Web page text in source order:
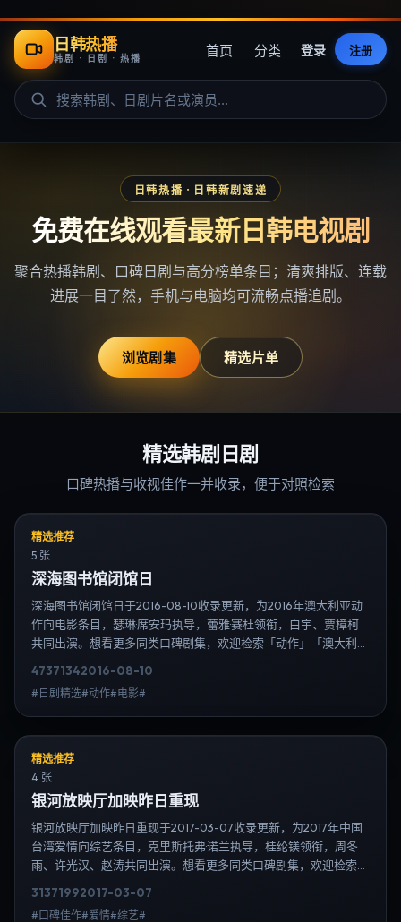
日韩热播
韩剧 · 日剧 · 热播 首页 分类 登录 注册
日韩热播 · 日韩新剧速递
免费在线观看最新日韩电视剧
聚合热播韩剧、口碑日剧与高分榜单条目；清爽排版、连载
进展一目了然，手机与电脑均可流畅点播追剧。
浏览剧集 精选片单
精选韩剧日剧
口碑热播与收视佳作一并收录，便于对照检索
精选推荐
5 张
深海图书馆闭馆日
深海图书馆闭馆日于2016-08-10收录更新，为2016年澳大利亚动
作向电影条目，瑟琳·席安玛执导，蕾雅·赛杜领衔，白宇、贾樟柯
共同出演。想看更多同类口碑剧集，欢迎检索「动作」「澳大利
息，延伸检索日韩电视剧、韩剧全集、日剧高清等长尾词。
47371342016-08-10
#日剧精选#动作#电影#
精选推荐
4 张
银河放映厅加映昨日重现
银河放映厅加映昨日重现于2017-03-07收录更新，为2017年中国
台湾爱情向综艺条目，克里斯托弗·诺兰执导，桂纶镁领衔，周冬
雨、许光汉、赵涛共同出演。想看更多同类口碑剧集，欢迎检索
31371992017-03-07
#口碑佳作#爱情#综艺#